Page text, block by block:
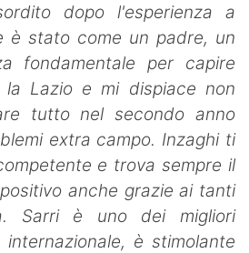
dopo l'esperienza a
è stato come un padre, un
fondamentale per capire
la Lazio e mi dispiace non
tutto nel secondo anno
extra campo. Inzaghi ti
e trova sempre il
anche grazie ai tanti
Sarri è uno dei migliori
è stimolante